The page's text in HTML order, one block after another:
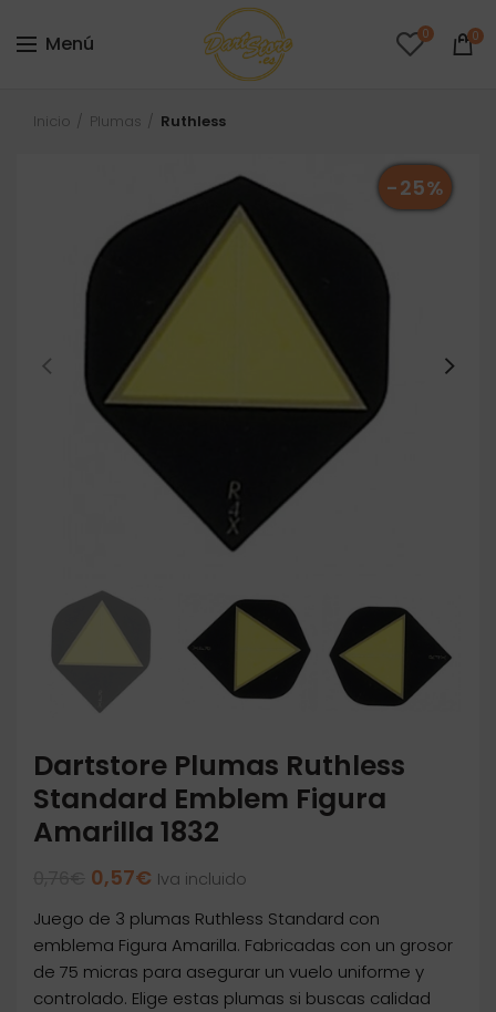
Menú 0 0
Inicio Plumas Ruthless
-25%
Dartstore Plumas Ruthless
Standard Emblem Figura
Amarilla 1832
El
original
era:
0,76€.
0,57€ El
actual
es:
0,57€.
Iva incluido
Juego de 3 plumas Ruthless Standard con
emblema Figura Amarilla. Fabricadas con un grosor
de 75 micras para asegurar un vuelo uniforme y
controlado. Elige estas plumas si buscas calidad